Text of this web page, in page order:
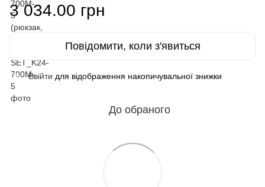
3 034.00 грн
Повідомити, коли з'явиться
% Ввійти для відображення накопичувальної знижки
До обраного